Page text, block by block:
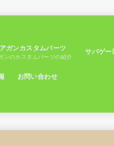
ガンカスタムパーツ
ンのカスタムパーツの紹介
サバゲー
お問い合わせ